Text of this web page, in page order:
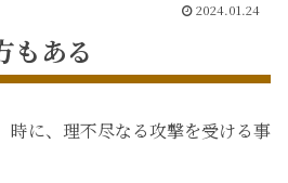
2024.01.24
もある
時に、理不尽なる攻撃を受ける事